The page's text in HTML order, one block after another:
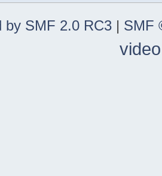
by SMF 2.0 RC3 | SMF